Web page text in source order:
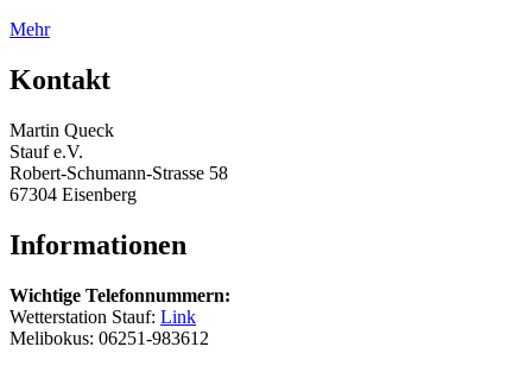
Mehr
Kontakt
Martin Queck
Stauf e.V.
Robert-Schumann-Strasse 58
67304 Eisenberg
Informationen
Wichtige Telefonnummern:
Wetterstation Stauf: Link
Melibokus: 06251-983612